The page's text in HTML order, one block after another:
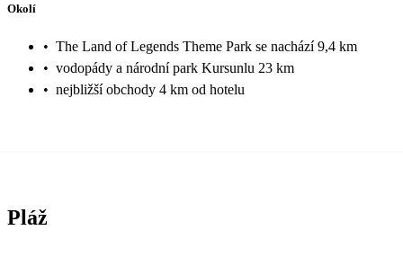
Okolí
• The Land of Legends Theme Park se nachází 9,4 km
• vodopády a národní park Kursunlu 23 km
• nejbližší obchody 4 km od hotelu
Pláž